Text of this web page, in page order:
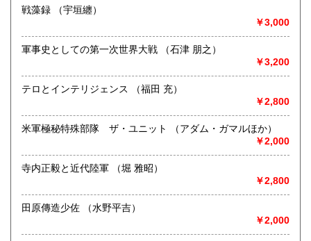
「軍事・戦争」に関する本・資料の買い取りをいたしており
は、お受けできないことがございます)
取り扱い分野
歴史、社会科学、自然科学、近代文献、趣味
戦藻録 （宇垣纏）
￥3,000
軍事史としての第一次世界大戦 （石津 朋之）
￥3,200
テロとインテリジェンス （福田 充）
￥2,800
米軍極秘特殊部隊 ザ・ユニット （アダム・ガマルほか）
￥2,000
寺内正毅と近代陸軍 （堀 雅昭）
￥2,800
田原傳造少佐 （水野平吉）
￥2,000